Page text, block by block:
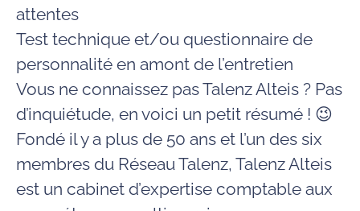
attentes
Test technique et/ou questionnaire de
personnalité en amont de l’entretien
Vous ne connaissez pas Talenz Alteis ? Pas
d’inquiétude, en voici un petit résumé ! 😉
Fondé il y a plus de 50 ans et l’un des six
membres du Réseau Talenz, Talenz Alteis
est un cabinet d’expertise comptable aux